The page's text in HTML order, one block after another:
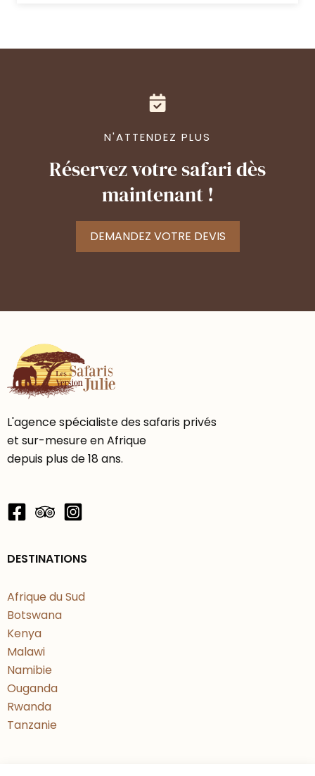
N'ATTENDEZ PLUS
Réservez votre safari dès
maintenant !
DEMANDEZ VOTRE DEVIS
L'agence spécialiste des safaris privés
et sur-mesure en Afrique
depuis plus de 18 ans.
DESTINATIONS
Afrique du Sud
Botswana
Kenya
Malawi
Namibie
Ouganda
Rwanda
Tanzanie